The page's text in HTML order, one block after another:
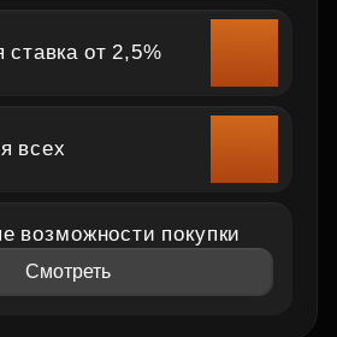
от 2,5%
всех
возможности покупки
Смотреть